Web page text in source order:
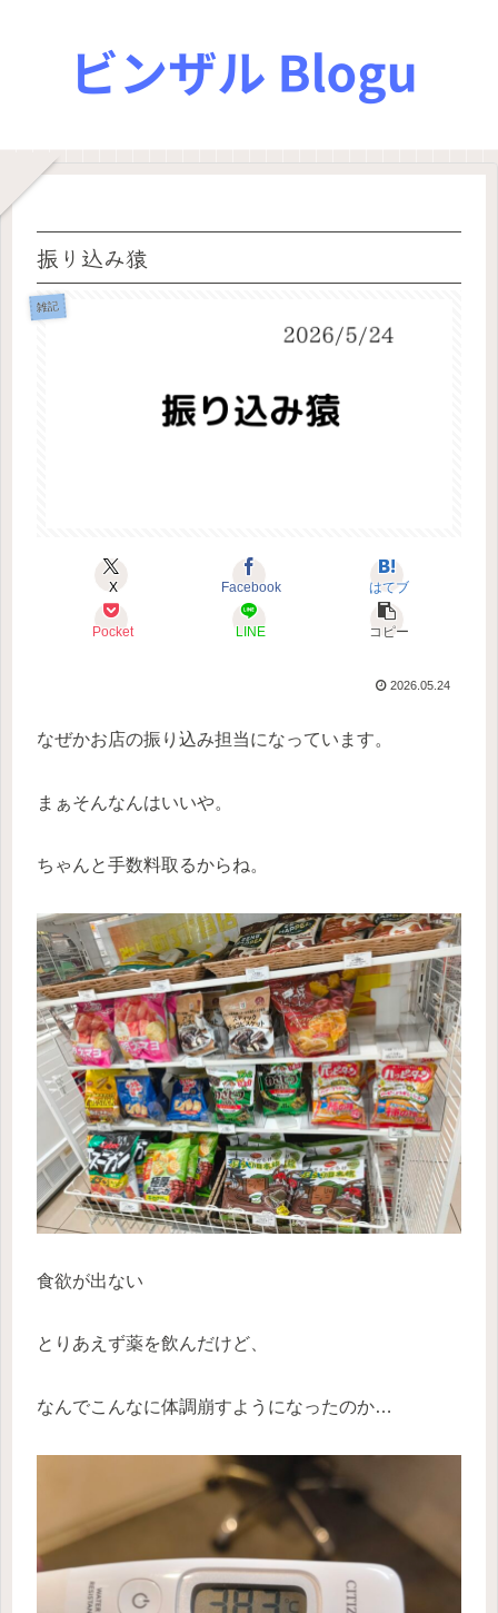
振り込み猿
雑記
X Facebook はてブ
Pocket LINE コピー
2026.05.24
なぜかお店の振り込み担当になっています。
まぁそんなんはいいや。
ちゃんと手数料取るからね。
食欲が出ない
とりあえず薬を飲んだけど、
なんでこんなに体調崩すようになったのか…